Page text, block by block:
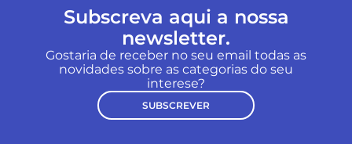
Subscreva aqui a nossa
newsletter.
Gostaria de receber no seu email todas as
novidades sobre as categorias do seu
interese?
SUBSCREVER